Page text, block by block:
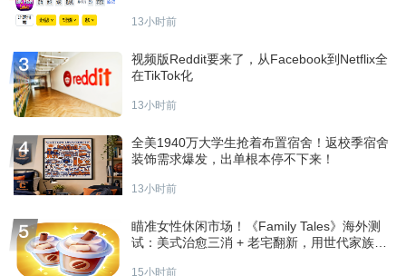
13小时前
视频版Reddit要来了，从Facebook到Netflix全
在TikTok化
13小时前
全美1940万大学生抢着布置宿舍！返校季宿舍
装饰需求爆发，出单根本停不下来！
13小时前
瞄准女性休闲市场！《Family Tales》海外测
试：美式治愈三消 + 老宅翻新，用世代家族故
15小时前